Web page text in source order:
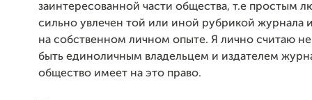
заинтересованной части общества, т.е простым
сильно увлечен той или иной рубрикой журнала
на собственном личном опыте. Я лично считаю
быть единоличным владельцем и издателем
общество имеет на это право.